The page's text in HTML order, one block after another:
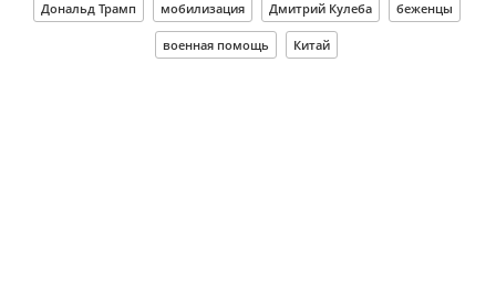
Дональд Трамп мобилизация Дмитрий Кулеба беженцы
военная помощь Китай